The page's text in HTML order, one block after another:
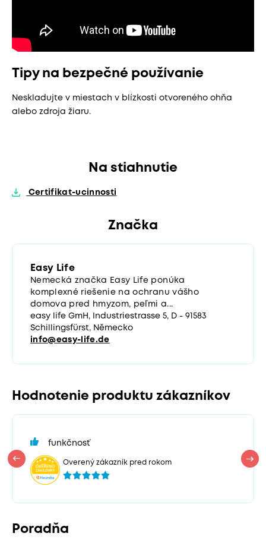
Tipy na bezpečné používanie
Neskladujte v miestach v blízkosti otvoreného ohňa
alebo zdroja žiaru.
Na stiahnutie
Certifikat-ucinnosti
Značka
Easy Life
Nemecká značka Easy Life ponúka
komplexné riešenie na ochranu vášho
domova pred hmyzom, peľmi a...
easy life GmH, Industriestrasse 5, D - 91583
Schillingsfürst, Německo
info@easy-life.de
Hodnotenie produktu zákazníkov
funkčnosť
Overený zákazník pred rokom
Poradňa